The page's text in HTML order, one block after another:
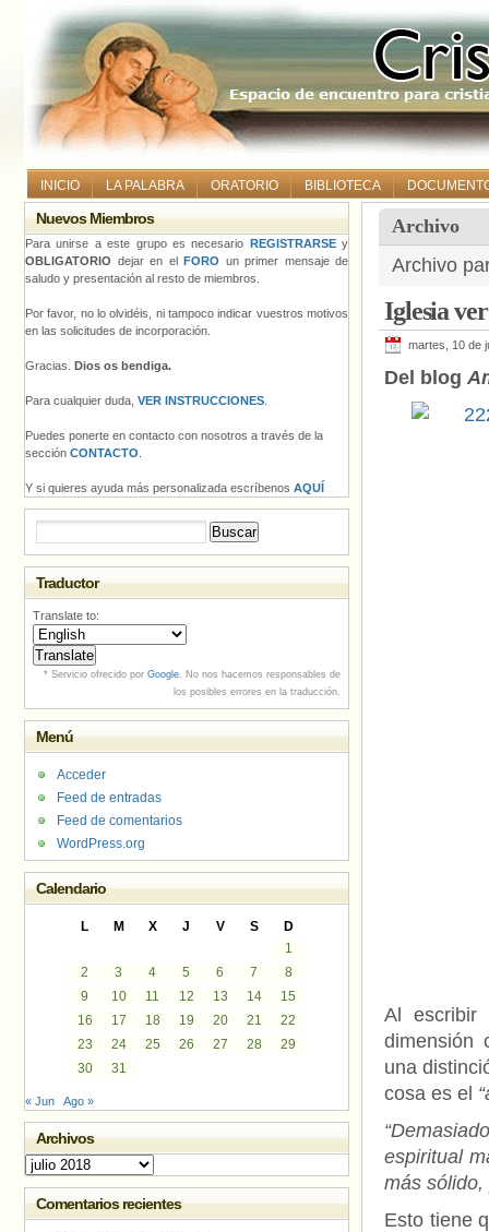
INICIO LA PALABRA ORATORIO BIBLIOTECA
Archivo
Archivo
Iglesia
martes, 10 de
Del blog
Al
dimensión
una
cosa es el
espiritual
más sólido,
Esto tiene
Nuevos Miembros
Para unirse a este grupo es necesario REGISTRARSEy
OBLIGATORIO dejar en el FORO un primer mensaje de
saludo y presentación al resto de miembros.
Por favor, no lo olvidéis, ni tampoco indicar vuestros motivos
en las solicitudes de incorporación.
Gracias. Dios os bendiga.
Para cualquier duda, VER INSTRUCCIONES
Puedes ponerte en contacto con nosotros a través de la
sección CONTACTO
Y si quieres ayuda más personalizada escríbenos AQUÍ
Traductor
Translate to:
* Servicio ofrecido por Google. No nos hacemos responsables de
los posibles errores en la traducción.
Menú
Acceder
Feed de entradas
Feed de comentarios
WordPress.org
Calendario
L M X J V S
D
1
2
3 4 5 6 7
8
9
10 11 12 13 14
15
16
17 18 19 20 21
22
23
24 25 26 27 28
29
30
31
« Jun Ago »
Archivos
Archivos
Comentarios recientes